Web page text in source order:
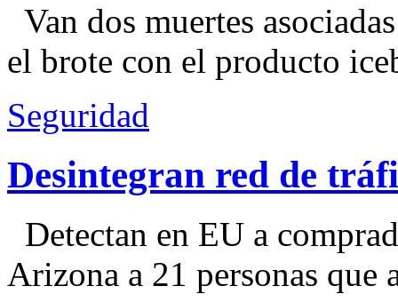
Van dos muertes
el brote con el producto
Seguridad
Desintegran red de
Detectan en EU a
Arizona a 21 personas que